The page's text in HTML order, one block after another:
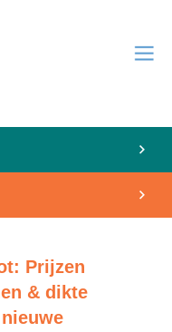
Prijzen
& dikte